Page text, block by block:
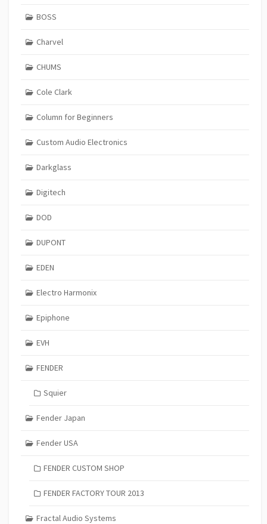
BOSS
Charvel
CHUMS
Cole Clark
Column for Beginners
Custom Audio Electronics
Darkglass
Digitech
DOD
DUPONT
EDEN
Electro Harmonix
Epiphone
EVH
FENDER
Squier
Fender Japan
Fender USA
FENDER CUSTOM SHOP
FENDER FACTORY TOUR 2013
Fractal Audio Systems